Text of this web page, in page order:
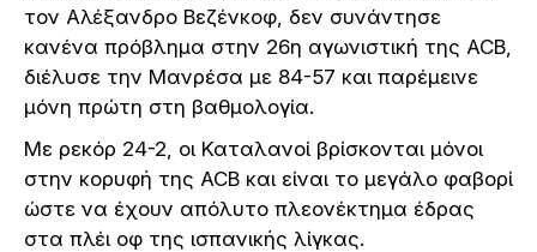
τον Αλέξανδρο Βεζένκοφ, δεν συνάντησε
κανένα πρόβλημα στην 26η αγωνιστική της ACB,
διέλυσε την Μανρέσα με 84-57 και παρέμεινε
μόνη πρώτη στη βαθμολογία.
Με ρεκόρ 24-2, οι Καταλανοί βρίσκονται μόνοι
στην κορυφή της ACB και είναι το μεγάλο φαβορί
ώστε να έχουν απόλυτο πλεονέκτημα έδρας
στα πλέι οφ της ισπανικής λίγκας.